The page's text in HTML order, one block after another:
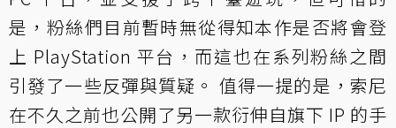
是，粉絲們目前暫時無從得知本作是否將會登
上 PlayStation 平台，而這也在系列粉絲之間
引發了一些反彈與質疑。 值得一提的是，索尼
在不久之前也公開了另一款衍伸自旗下 IP 的手